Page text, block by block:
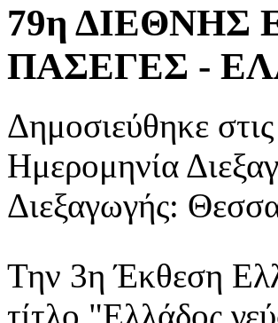
79η
ΠΑΣΕΓΕΣ -
Δημοσιεύθηκε
Ημερομηνία
Διεξαγωγής:
Την 3η Έκθεση
τίτλο "Ελλάδος